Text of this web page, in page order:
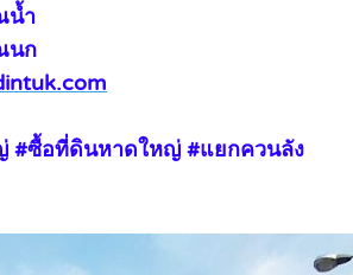
น้ำ
นก
#ซื้อที่ดินหาดใหญ่ #แยกควนลัง